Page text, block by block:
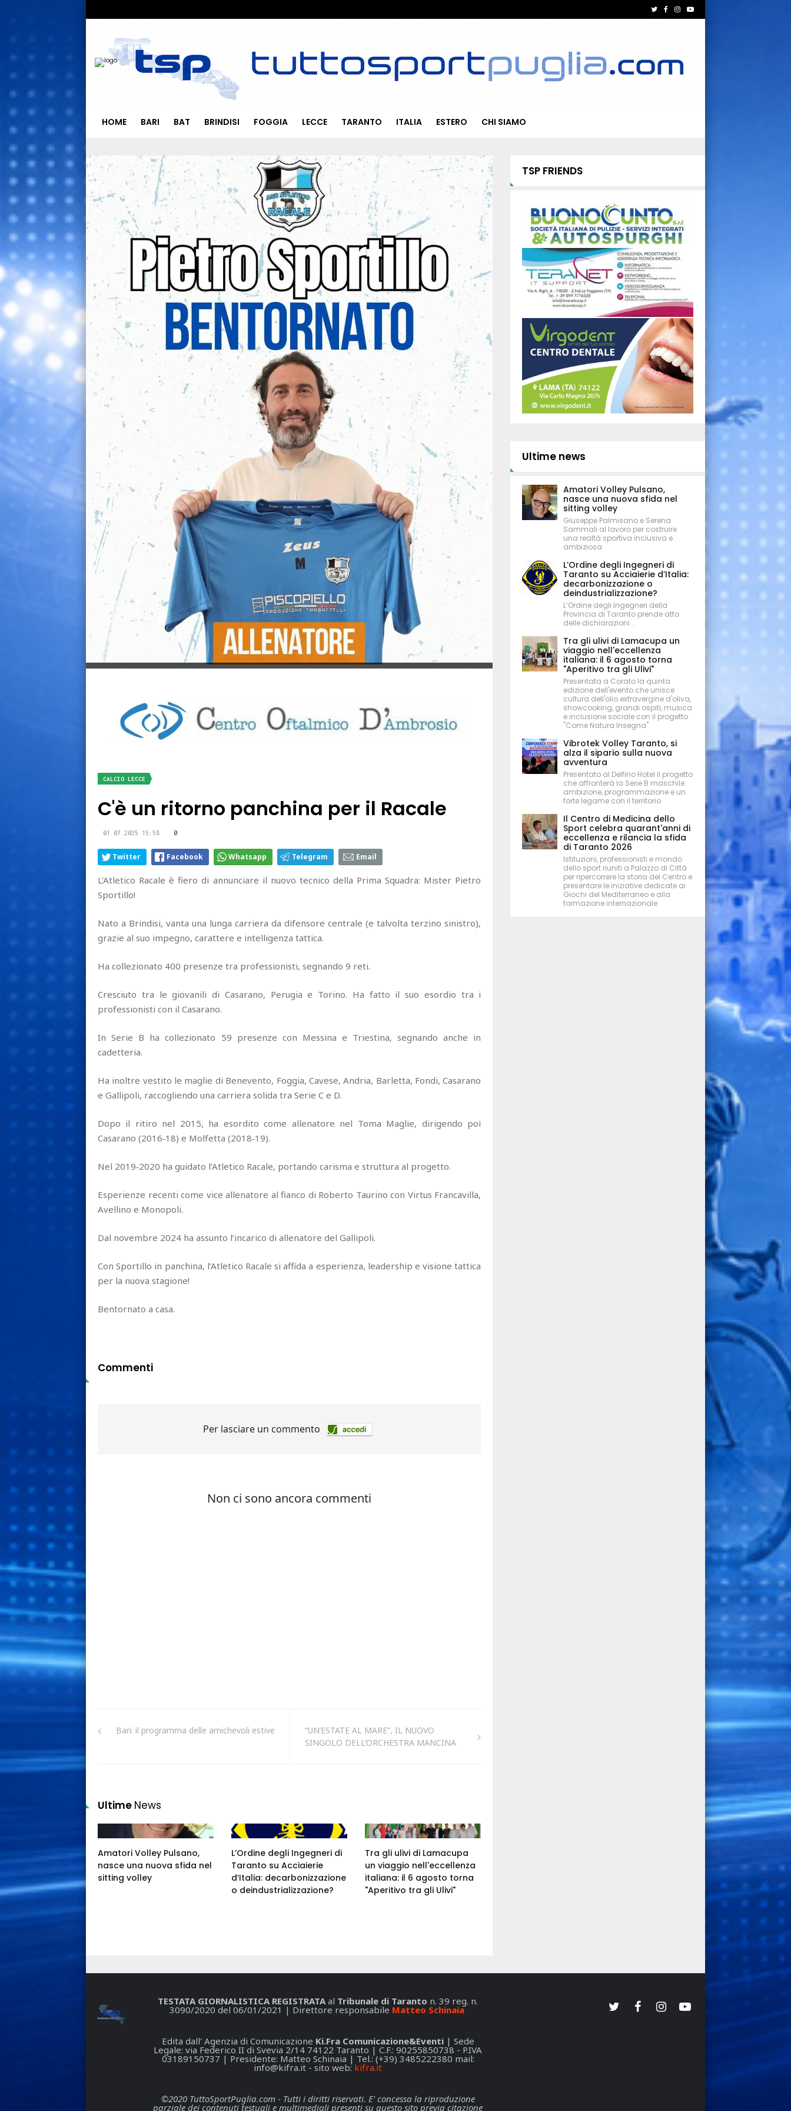
HOME BARI BAT BRINDISI FOGGIA LECCE TARANTO ITALIA ESTERO CHI SIAMO
CALCIO LECCE
C'è un ritorno panchina per il Racale
01.07.2025 15:58 0
Twitter Facebook Whatsapp Telegram Email
L’Atletico Racale è fiero di annunciare il nuovo tecnico della Prima Squadra: Mister Pietro
Sportillo!
Nato a Brindisi, vanta una lunga carriera da difensore centrale (e talvolta terzino sinistro),
grazie al suo impegno, carattere e intelligenza tattica.
Ha collezionato 400 presenze tra professionisti, segnando 9 reti.
Cresciuto tra le giovanili di Casarano, Perugia e Torino. Ha fatto il suo esordio tra i
professionisti con il Casarano.
In Serie B ha collezionato 59 presenze con Messina e Triestina, segnando anche in
cadetteria.
Ha inoltre vestito le maglie di Benevento, Foggia, Cavese, Andria, Barletta, Fondi, Casarano
e Gallipoli, raccogliendo una carriera solida tra Serie C e D.
Dopo il ritiro nel 2015, ha esordito come allenatore nel Toma Maglie, dirigendo poi
Casarano (2016‑18) e Molfetta (2018‑19).
Nel 2019‑2020 ha guidato l’Atletico Racale, portando carisma e struttura al progetto.
Esperienze recenti come vice allenatore al fianco di Roberto Taurino con Virtus Francavilla,
Avellino e Monopoli.
Dal novembre 2024 ha assunto l’incarico di allenatore del Gallipoli.
Con Sportillo in panchina, l’Atletico Racale si affida a esperienza, leadership e visione tattica
per la nuova stagione!
Bentornato a casa.
Commenti
Bari: il programma delle amichevoli estive
“UN’ESTATE AL MARE”, IL NUOVO
SINGOLO DELL’ORCHESTRA MANCINA
Ultime News
Amatori Volley Pulsano,
nasce una nuova sfida nel
sitting volley
L’Ordine degli Ingegneri di
Taranto su Acciaierie
d’Italia: decarbonizzazione
o deindustrializzazione?
Tra gli ulivi di Lamacupa
un viaggio nell'eccellenza
italiana: il 6 agosto torna
"Aperitivo tra gli Ulivi"
TSP FRIENDS
Ultime news
Amatori Volley Pulsano,
nasce una nuova sfida nel
sitting volley
Giuseppe Palmisano e Serena
Sammali al lavoro per costruire
una realtà sportiva inclusiva e
ambiziosa
L’Ordine degli Ingegneri di
Taranto su Acciaierie d’Italia:
decarbonizzazione o
deindustrializzazione?
L’Ordine degli Ingegneri della
Provincia di Taranto prende atto
delle dichiarazioni...
Tra gli ulivi di Lamacupa un
viaggio nell'eccellenza
italiana: il 6 agosto torna
"Aperitivo tra gli Ulivi"
Presentata a Corato la quinta
edizione dell'evento che unisce
cultura dell'olio extravergine d'oliva,
showcooking, grandi ospiti, musica
e inclusione sociale con il progetto
"Come Natura Insegna"
Vibrotek Volley Taranto, si
alza il sipario sulla nuova
avventura
Presentato al Delfino Hotel il progetto
che affronterà la Serie B maschile:
ambizione, programmazione e un
forte legame con il territorio
Il Centro di Medicina dello
Sport celebra quarant'anni di
eccellenza e rilancia la sfida
di Taranto 2026
Istituzioni, professionisti e mondo
dello sport riuniti a Palazzo di Città
per ripercorrere la storia del Centro e
presentare le iniziative dedicate ai
Giochi del Mediterraneo e alla
formazione internazionale
TESTATA GIORNALISTICA REGISTRATAal Tribunale di Taranto n. 39 reg. n.
3090/2020 del 06/01/2021 | Direttore responsabile Matteo Schinaia
Edita dall' Agenzia di Comunicazione Ki.Fra Comunicazione&Eventi| Sede
Legale: via Federico II di Svevia 2/14 74122 Taranto | C.F.: 90255850738 - P.IVA
03189150737 | Presidente: Matteo Schinaia | Tel.: (+39) 3485222380 mail:
info@kifra.it - sito web: kifra.it
©2020 TuttoSportPuglia.com - Tutti i diritti riservati. E' concessa la riproduzione
parziale dei contenuti testuali e multimediali presenti su questo sito previa citazione